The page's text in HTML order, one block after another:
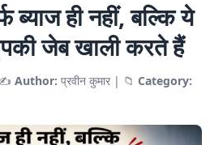
ब्याज ही नहीं, बल्कि ये
जेब खाली करते हैं
Author: प्रवीन कुमार | 📁 Category: